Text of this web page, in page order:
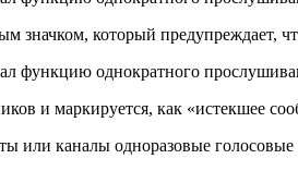
значком, который предупреждает,
и маркируется, как «истекшее
или каналы одноразовые голосовые